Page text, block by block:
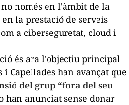
no només en l'àmbit de la
la prestació de serveis
a ciberseguretat, cloud i
és ara l'objectiu principal
i Capellades han avançat que
del grup “fora del seu
han anunciat sense donar